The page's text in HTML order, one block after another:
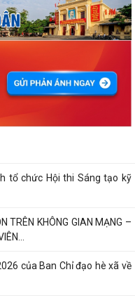
sinh nữ đi thực tập kỹ thuật
(27-7-1947 – 27-7-2026)
THỰC HIỆN MÔ HÌNH CHÍNH
tổ chức Hội thi Sáng tạo kỹ
TRÊN KHÔNG GIAN MẠNG –
của Ban Chỉ đạo hè xã về